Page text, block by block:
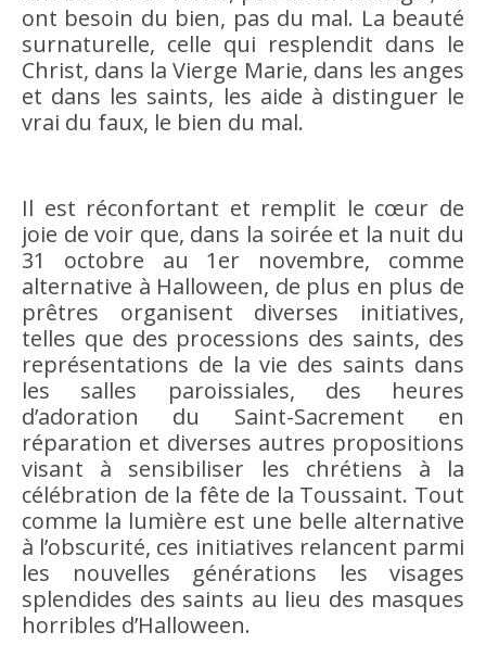
ont besoin du bien, pas du mal. La beauté
surnaturelle, celle qui resplendit dans le
Christ, dans la Vierge Marie, dans les anges
et dans les saints, les aide à distinguer le
vrai du faux, le bien du mal.
Il est réconfortant et remplit le cœur de
joie de voir que, dans la soirée et la nuit du
31 octobre au 1er novembre, comme
alternative à Halloween, de plus en plus de
prêtres organisent diverses initiatives,
telles que des processions des saints, des
représentations de la vie des saints dans
les salles paroissiales, des heures
d’adoration du Saint-Sacrement en
réparation et diverses autres propositions
visant à sensibiliser les chrétiens à la
célébration de la fête de la Toussaint. Tout
comme la lumière est une belle alternative
à l’obscurité, ces initiatives relancent parmi
les nouvelles générations les visages
splendides des saints au lieu des masques
horribles d’Halloween.